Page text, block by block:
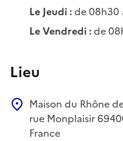
Le Jeudi :de 08h30
Le Vendredi :de
Lieu
Maison du Rhône
rue Monplaisir
France